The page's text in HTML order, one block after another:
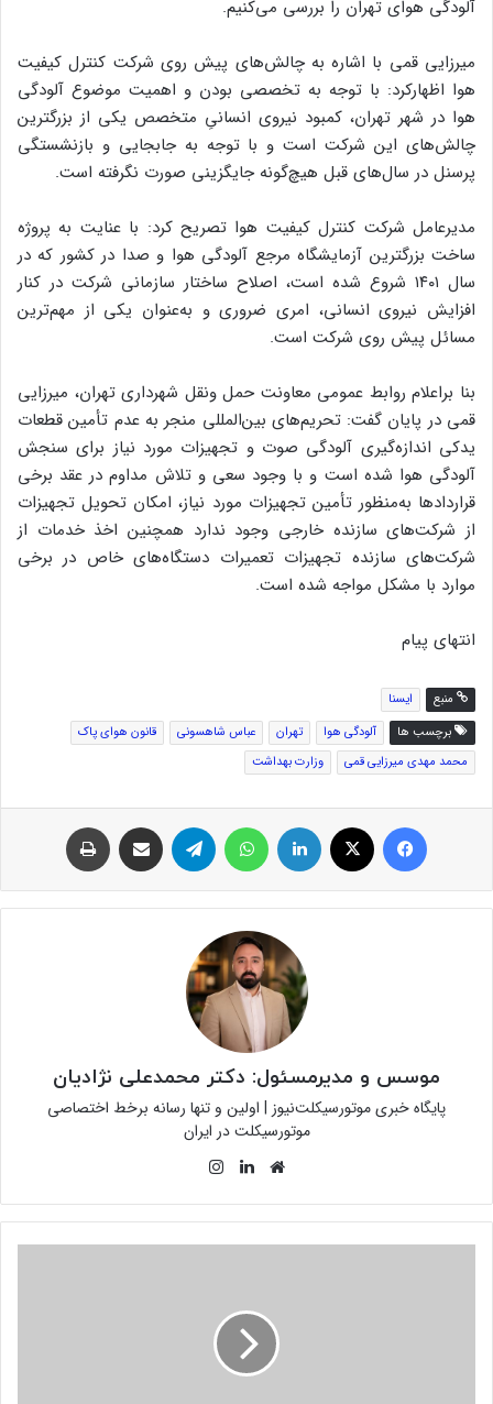
آلودگی هوای تهران را بررسی می‌کنیم.
میرزایی قمی با اشاره به چالش‌های پیش روی شرکت کنترل کیفیت
هوا اظهارکرد: با توجه به تخصصی بودن و اهمیت موضوع آلودگی
هوا در شهر تهران، کمبود نیروی انسانیِ متخصص یکی از بزرگترین
چالش‌های این شرکت است و با توجه به جابجایی و بازنشستگی
پرسنل در سال‌های قبل هیچ‌گونه جایگزینی صورت نگرفته است.
مدیرعامل شرکت کنترل کیفیت هوا تصریح کرد: با عنایت به پروژه
ساخت بزرگترین آزمایشگاه مرجع آلودگی هوا و صدا در کشور که در
سال ۱۴۰۱ شروع شده است، اصلاح ساختار سازمانی شرکت در کنار
افزایش نیروی انسانی، امری ضروری و به‌عنوان یکی از مهم‌ترین
مسائل پیش روی شرکت است.
بنا براعلام روابط عمومی معاونت حمل ونقل شهرداری تهران، میرزایی
قمی در پایان گفت: تحریم‌های بین‌المللی منجر به عدم تأمین قطعات
یدکی اندازه‌گیری آلودگی صوت و تجهیزات مورد نیاز برای سنجش
آلودگی هوا شده است و با وجود سعی و تلاش مداوم در عقد برخی
قراردادها به‌منظور تأمین تجهیزات مورد نیاز، امکان تحویل تجهیزات
از شرکت‌های سازنده خارجی وجود ندارد همچنین اخذ خدمات از
شرکت‌های سازنده تجهیزات تعمیرات دستگاه‌های خاص در برخی
موارد با مشکل مواجه شده است.
انتهای پیام
منبع
ایسنا
برچسب ها
آلودگی هوا تهران عباس شاهسونی
قانون هوای پاک
محمد مهدی میرزایی قمی
وزارت بهداشت
فیس بوک لینکدین تلگرام اشتراک گذاری از طریق ایمیل
موسس و مدیرمسئول: دکتر محمدعلی نژادیان
پایگاه خبری موتورسیکلت‌نیوز | اولین و تنها رسانه برخط اختصاصی
موتورسیکلت در ایران
وبسایتلینکدین